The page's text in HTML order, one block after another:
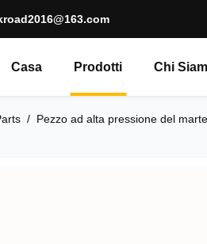
Casa Prodotti Chi
/ Pezzo ad alta pressione del